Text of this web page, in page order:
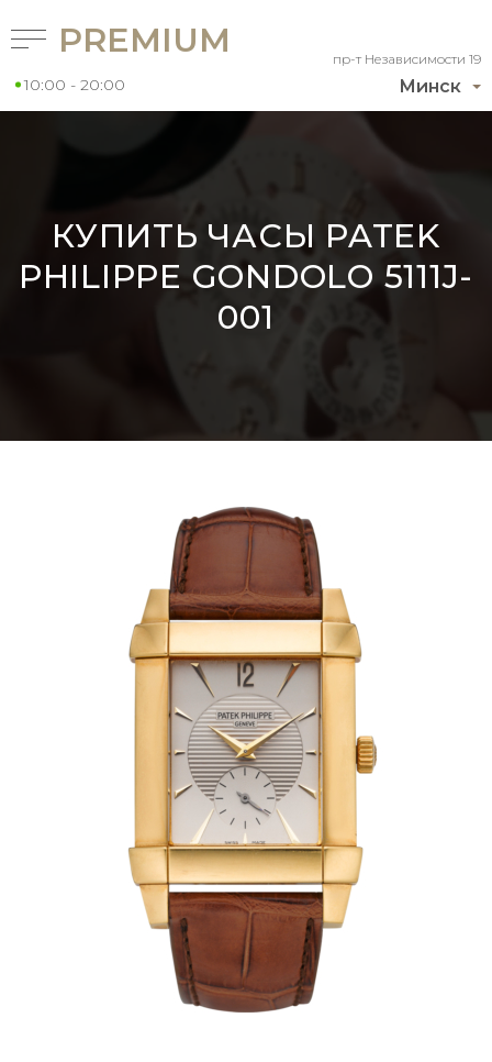
Минск
пр-т Независимости 19
PREMIUM
10:00 - 20:00
КУПИТЬ ЧАСЫ PATEK
PHILIPPE GONDOLO 5111J-
001